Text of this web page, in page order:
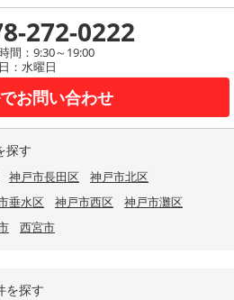
272-0222
間：9:30～19:00
：水曜日
お問い合わせ
探す
神戸市長田区
神戸市北区
垂水区 神戸市西区
神戸市灘区
西宮市
を探す